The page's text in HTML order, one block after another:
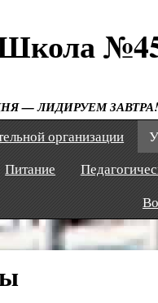
— ЛИДИРУЕМ ЗАВТРА!
организации
Питание